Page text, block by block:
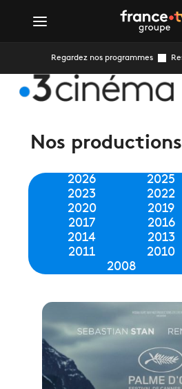
Regardez nos programmes
Nos productions
2026 2025
2023
2022
2020
2019
2017
2016
2014
2013
2011
2010
2008